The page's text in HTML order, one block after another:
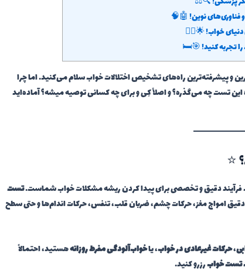
نوین! 🤖🧠
خواب! 🌟🦸‍♂️
تجربه کنید! 🎯🛏️
و پیشرفته‌ترین راه‌های تشخیص اختلالات خواب سلام می‌کنید. اما چرا
این تست چه می‌گذره؟ و اصلاً کِی و برای چه کسانی توصیه میشه؟ آماده‌اید
⭐
فرآیند دقیق و تخصصی برای پیدا کردن ریشه مشکلات خواب شماست.تست
امواج مغز، حرکات چشم، ضربان قلب، تنفس، حرکات اندام‌ها و حتی سطح
،حرکات غیرعادی در خواب، یاخواب‌آلودگی مفرط روزانههستید، احتمالاً
تست خوابرزرو کنید.